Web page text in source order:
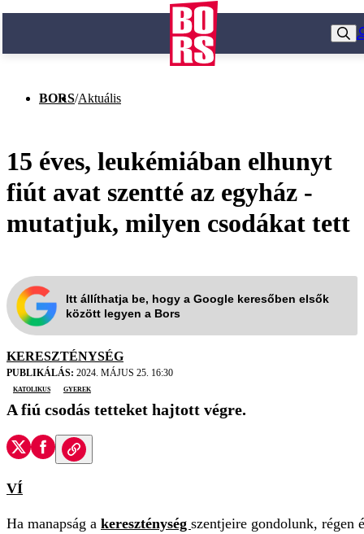
BORS/Aktuális
15 éves, leukémiában elhunyt
fiút avat szentté az egyház -
mutatjuk, milyen csodákat tett
Itt állíthatja be, hogy a Google keresőben elsők
között legyen a Bors
KERESZTÉNYSÉG
PUBLIKÁLÁS: 2024. MÁJUS 25. 16:30
katolikus
gyerek
A fiú csodás tetteket hajtott végre.
VÍ
Ha manapság a kereszténység szentjeire gondolunk, régen